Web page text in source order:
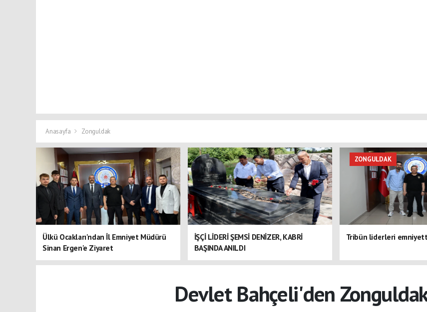
Anasayfa Zonguldak
Ülkü Ocakları'ndan İl Emniyet Müdürü
Sinan Ergen'e Ziyaret
İŞÇİ LİDERİ ŞEMSİ DENİZER, KABRİ
BAŞINDA ANILDI
ZONGULDAK
Tribün liderleri
Devlet Bahçeli'den